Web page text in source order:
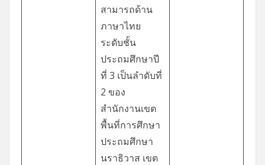
สามารถด้าน
ภาษาไทย
ระดับชั้น
ประถมศึกษาปี
ที่ 3 เป็นลำดับที่
2 ของ
สำนักงานเขต
พื้นที่การศึกษา
ประถมศึกษา
นราธิวาส เขต